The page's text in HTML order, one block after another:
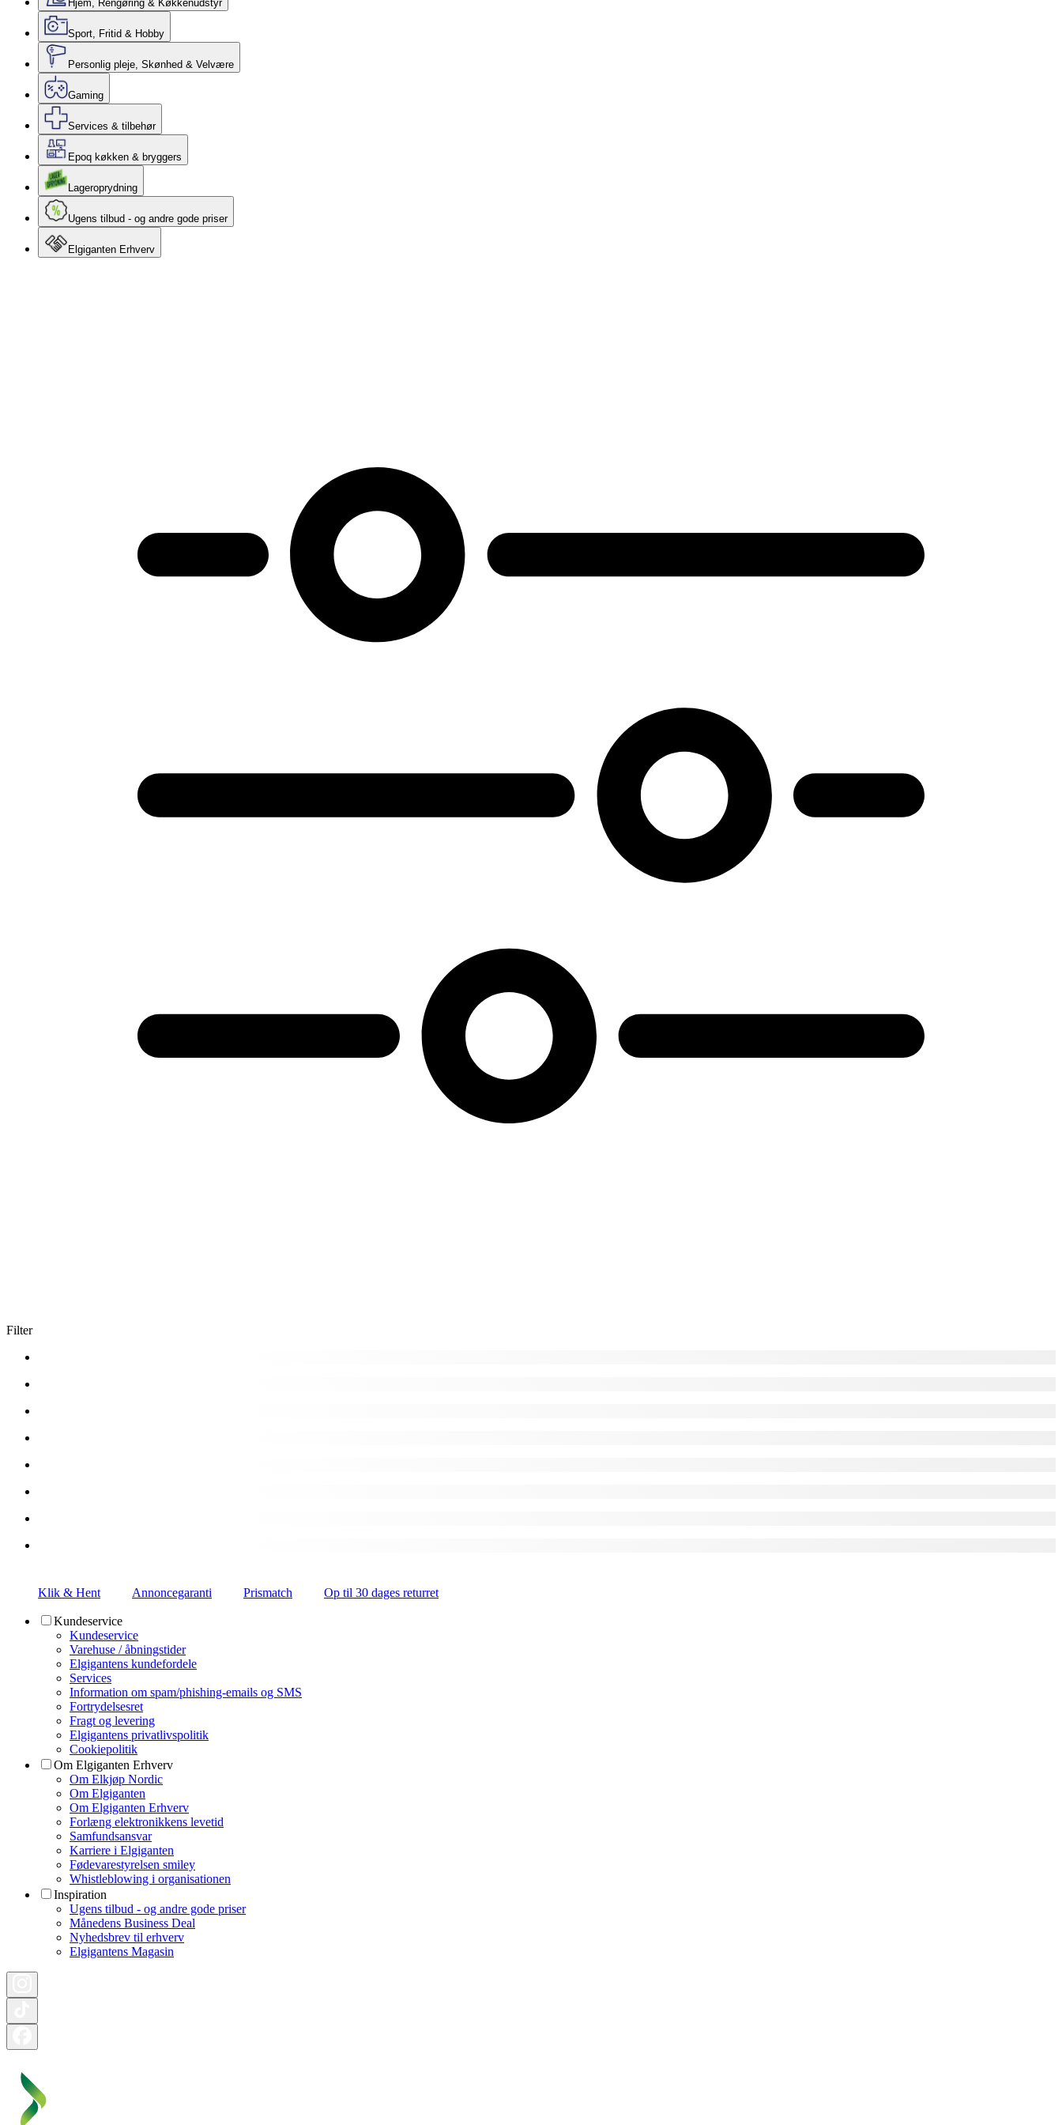
Hjem, Rengøring & Køkkenudstyr
Sport, Fritid & Hobby
Personlig pleje, Skønhed & Velvære
Gaming
Services & tilbehør
Epoq køkken & bryggers
Lageroprydning
Ugens tilbud - og andre gode priser
Elgiganten Erhverv
Filter
Klik & Hent Annoncegaranti Prismatch Op til 30 dages returret
Kundeservice
Kundeservice
Varehuse / åbningstider
Elgigantens kundefordele
Services
Information om spam/phishing-emails og SMS
Fortrydelsesret
Fragt og levering
Elgigantens privatlivspolitik
Cookiepolitik
Om Elgiganten Erhverv
Om Elkjøp Nordic
Om Elgiganten
Om Elgiganten Erhverv
Forlæng elektronikkens levetid
Samfundsansvar
Karriere i Elgiganten
Fødevarestyrelsen smiley
Whistleblowing i organisationen
Inspiration
Ugens tilbud - og andre gode priser
Månedens Business Deal
Nyhedsbrev til erhverv
Elgigantens Magasin